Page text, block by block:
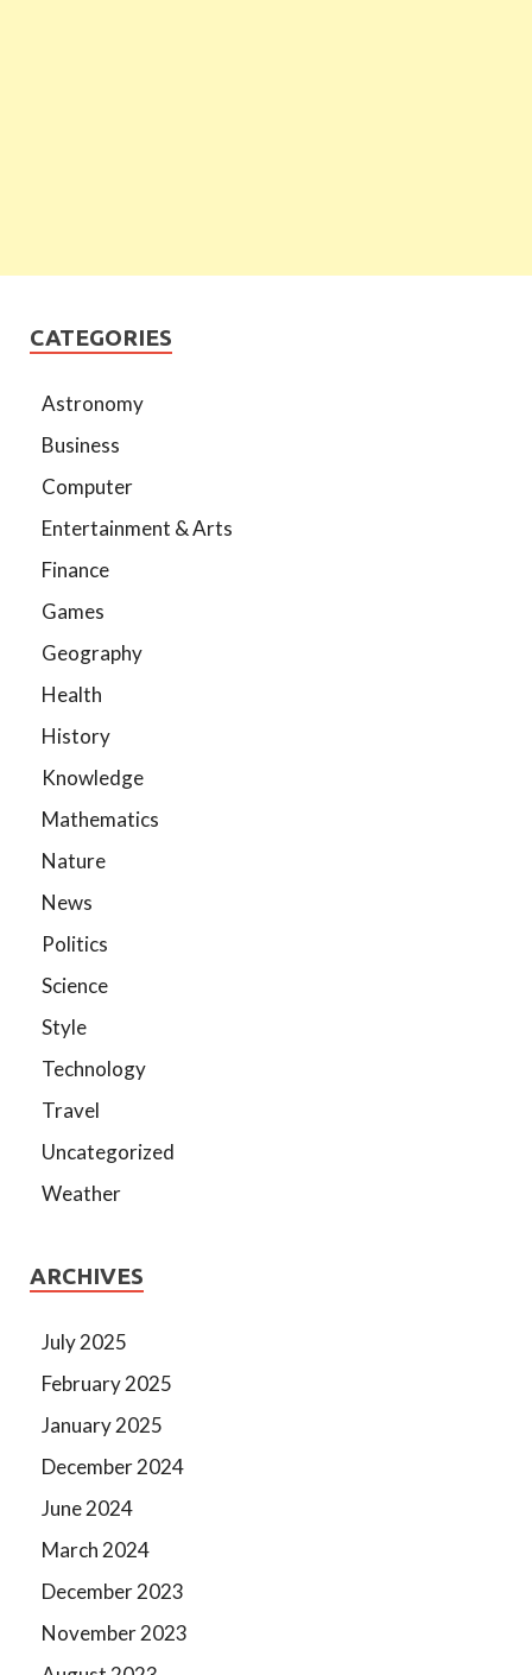
CATEGORIES
Astronomy
Business
Computer
Entertainment & Arts
Finance
Games
Geography
Health
History
Knowledge
Mathematics
Nature
News
Politics
Science
Style
Technology
Travel
Uncategorized
Weather
ARCHIVES
July 2025
February 2025
January 2025
December 2024
June 2024
March 2024
December 2023
November 2023